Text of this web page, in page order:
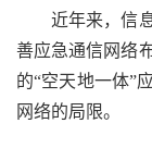
近年来，信息
善应急通信网络
的“空天地一体”
网络的局限。